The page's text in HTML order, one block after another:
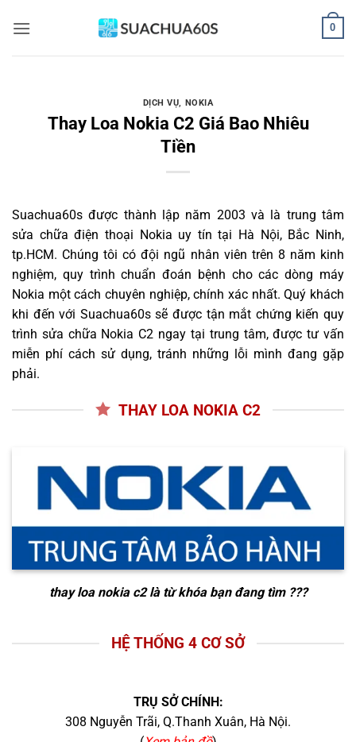
qua
0
DỊCH VỤ, NOKIA
Thay Loa Nokia C2 Giá Bao Nhiêu
Tiền
Suachua60s được thành lập năm 2003 và là trung tâm
sửa chữa điện thoại Nokia uy tín tại Hà Nội, Bắc Ninh,
tp.HCM. Chúng tôi có đội ngũ nhân viên trên 8 năm kinh
nghiệm, quy trình chuẩn đoán bệnh cho các dòng máy
Nokia một cách chuyên nghiệp, chính xác nhất. Quý khách
khi đến với Suachua60s sẽ được tận mắt chứng kiến quy
trình sửa chữa Nokia C2 ngay tại trung tâm, được tư vấn
miễn phí cách sử dụng, tránh những lỗi mình đang gặp
phải.
THAY LOA NOKIA C2
thay loa nokia c2là từ khóa bạn đang tìm ???
HỆ THỐNG 4 CƠ SỞ
TRỤ SỞ CHÍNH:
308 Nguyễn Trãi, Q.Thanh Xuân, Hà Nội.